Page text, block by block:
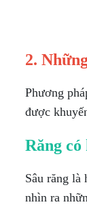
2.
Phương
được
Răng có
Sâu răng là
nhìn ra